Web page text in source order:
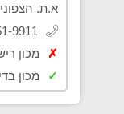
א.ת. הצפוני
9911
✗
מכון
✓
מכון